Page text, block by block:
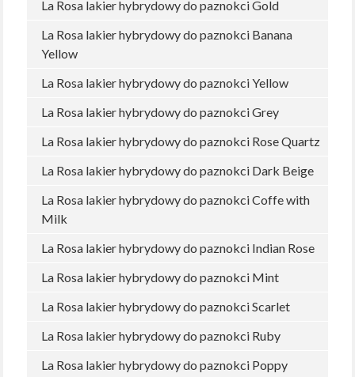
La Rosa lakier hybrydowy do paznokci Gold
La Rosa lakier hybrydowy do paznokci Banana
Yellow
La Rosa lakier hybrydowy do paznokci Yellow
La Rosa lakier hybrydowy do paznokci Grey
La Rosa lakier hybrydowy do paznokci Rose Quartz
La Rosa lakier hybrydowy do paznokci Dark Beige
La Rosa lakier hybrydowy do paznokci Coffe with
Milk
La Rosa lakier hybrydowy do paznokci Indian Rose
La Rosa lakier hybrydowy do paznokci Mint
La Rosa lakier hybrydowy do paznokci Scarlet
La Rosa lakier hybrydowy do paznokci Ruby
La Rosa lakier hybrydowy do paznokci Poppy